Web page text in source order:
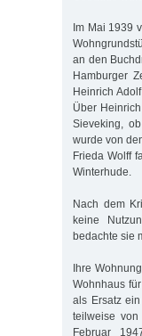
Im Mai 1939
an den
Hamburger
Heinrich
Über
Sieveking,
wurde von
Frieda Wolff
Winterhude.
Nach dem
keine
bedachte sie
Ihre
Wohnhaus
als Ersatz
teilweise von
Februar